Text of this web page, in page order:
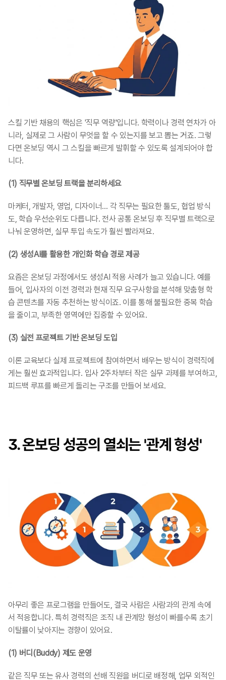
스킬 기반 채용의 핵심은 '직무 역량'입니다. 학력이나 경력 연차가 아
니라, 실제로 그 사람이 무엇을 할 수 있는지를 보고 뽑는 거죠. 그렇
다면 온보딩 역시 그 스킬을 빠르게 발휘할 수 있도록 설계되어야 합
니다.
(1) 직무별 온보딩 트랙을 분리하세요
마케터, 개발자, 영업, 디자이너… 각 직무는 필요한 툴도, 협업 방식
도, 학습 우선순위도 다릅니다. 전사 공통 온보딩 후 직무별 트랙으로
나눠 운영하면, 실무 투입 속도가 훨씬 빨라져요.
(2) 생성AI를 활용한 개인화 학습 경로 제공
요즘은 온보딩 과정에서도 생성AI 적용 사례가 늘고 있습니다. 예를
들어, 입사자의 이전 경력과 현재 직무 요구사항을 분석해 맞춤형 학
습 콘텐츠를 자동 추천하는 방식이죠. 이를 통해 불필요한 중복 학습
을 줄이고, 부족한 영역에만 집중할 수 있어요.
(3) 실전 프로젝트 기반 온보딩 도입
이론 교육보다 실제 프로젝트에 참여하면서 배우는 방식이 경력직에
게는 훨씬 효과적입니다. 입사 2주차부터 작은 실무 과제를 부여하고,
피드백 루프를 빠르게 돌리는 구조를 만들어 보세요.
3. 온보딩 성공의 열쇠는 '관계 형성'
아무리 좋은 프로그램을 만들어도, 결국 사람은 사람과의 관계 속에
서 적응합니다. 특히 경력직은 조직 내 관계망 형성이 빠를수록 초기
이탈률이 낮아지는 경향이 있어요.
(1) 버디(Buddy) 제도 운영
같은 직무 또는 유사 경력의 선배 직원을 버디로 배정해, 업무 외적인